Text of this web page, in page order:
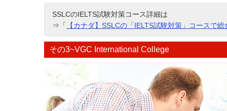
SSLCのIELTS試験対策コース詳細は
⇒「
【カナダ】SSLCの「IELTS試験対策」コースで
その3~VGC International College